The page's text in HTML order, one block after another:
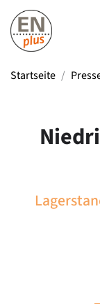
Startseite